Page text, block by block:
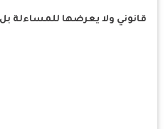
قانوني ولا يعرضها للمساءلة